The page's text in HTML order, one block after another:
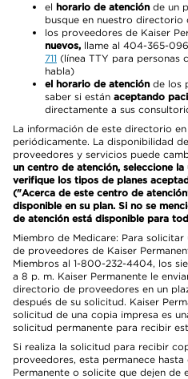
el horario de atención de un
busque en nuestro
los proveedores de Kaiser
nuevos, llame al 404-365-
711 (línea TTY para personas
habla)
el horario de atención de los
saber si están aceptando
directamente a sus
La información de este directorio en
periódicamente. La disponibilidad
proveedores y servicios puede
un centro de atención, seleccione
verifique los tipos de planes
("Acerca de este centro de
disponible en su plan. Si no se
de atención está disponible para
Miembro de Medicare: Para
de proveedores de Kaiser
Miembros al 1-800-232-4404, los
a 8 p. m. Kaiser Permanente le
directorio de proveedores en un
después de su solicitud. Kaiser
solicitud de una copia impresa es
solicitud permanente para recibir
Si realiza la solicitud para recibir
proveedores, esta permanece
Permanente o solicite que dejen de